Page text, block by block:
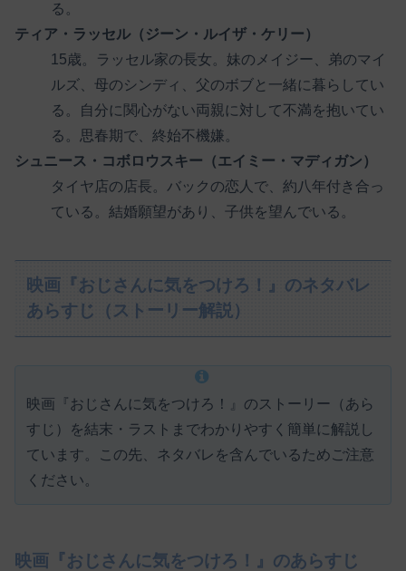
る。
ティア・ラッセル（ジーン・ルイザ・ケリー）
15歳。ラッセル家の長女。妹のメイジー、弟のマイ
ルズ、母のシンディ、父のボブと一緒に暮らしてい
る。自分に関心がない両親に対して不満を抱いてい
る。思春期で、終始不機嫌。
シュニース・コボロウスキー（エイミー・マディガン）
タイヤ店の店長。バックの恋人で、約八年付き合っ
ている。結婚願望があり、子供を望んでいる。
映画『おじさんに気をつけろ！』のネタバレ
あらすじ（ストーリー解説）
映画『おじさんに気をつけろ！』のストーリー（あら
すじ）を結末・ラストまでわかりやすく簡単に解説し
ています。この先、ネタバレを含んでいるためご注意
ください。
映画『おじさんに気をつけろ！』のあらすじ